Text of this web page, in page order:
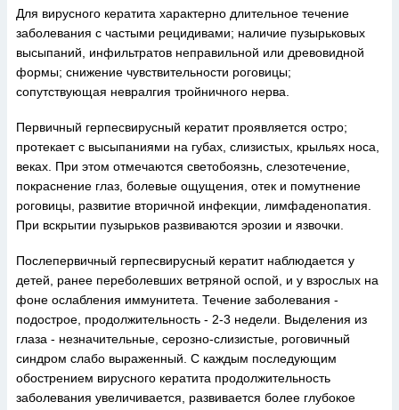
Для вирусного кератита характерно длительное течение
заболевания с частыми рецидивами; наличие пузырьковых
высыпаний, инфильтратов неправильной или древовидной
формы; снижение чувствительности роговицы;
сопутствующая невралгия тройничного нерва.
Первичный герпесвирусный кератит проявляется остро;
протекает с высыпаниями на губах, слизистых, крыльях носа,
веках. При этом отмечаются светобоязнь, слезотечение,
покраснение глаз, болевые ощущения, отек и помутнение
роговицы, развитие вторичной инфекции, лимфаденопатия.
При вскрытии пузырьков развиваются эрозии и язвочки.
Послепервичный герпесвирусный кератит наблюдается у
детей, ранее переболевших ветряной оспой, и у взрослых на
фоне ослабления иммунитета. Течение заболевания -
подострое, продолжительность - 2-3 недели. Выделения из
глаза - незначительные, серозно-слизистые, роговичный
синдром слабо выраженный. С каждым последующим
обострением вирусного кератита продолжительность
заболевания увеличивается, развивается более глубокое